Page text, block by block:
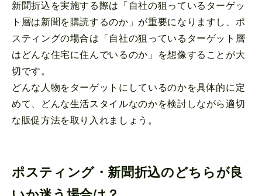
新聞折込を実施する際は「自社の狙っているターゲッ
ト層は新聞を購読するのか」が重要になりますし、ポ
スティングの場合は「自社の狙っているターゲット層
はどんな住宅に住んでいるのか」を想像することが大
切です。
どんな人物をターゲットにしているのかを具体的に定
めて、どんな生活スタイルなのかを検討しながら適切
な販促方法を取り入れましょう。
ポスティング・新聞折込のどちらが良